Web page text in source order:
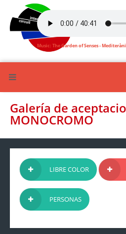
Music: The Garden of Senses -
Galería de
MONOCROMO
LIBRE COLOR
PERSONAS